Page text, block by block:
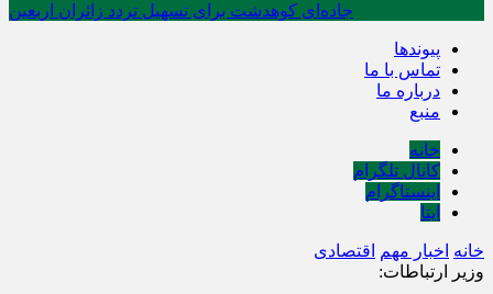
جاده‌ای کوهدشت برای تسهیل تردد زائران اربعین
پیوندها
تماس با ما
درباره ما
منبع
خانه
کانال تلگرام
اینستاگرام
ایتا
خانه اخبار مهم
اقتصادی
وزیر ارتباطات: